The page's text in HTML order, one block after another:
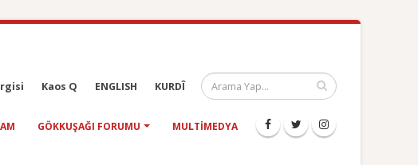
Kaos Q ENGLISH KURDÎ
GÖKKUŞAĞI FORUMU MULTIMEDYA